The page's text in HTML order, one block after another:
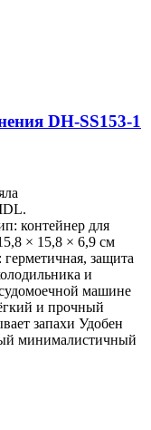
DH-SS153-1
контейнер для
× 15,8 × 6,9 см
защита
и
машине
и прочный
запахи Удобен
минималистичный